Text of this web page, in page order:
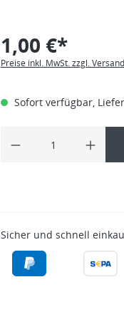
1,00 €*
Preise inkl. MwSt. zzgl.
Sofort verfügbar,
Sicher und schnell